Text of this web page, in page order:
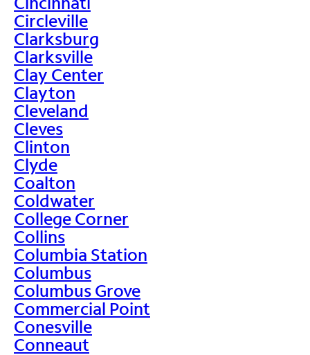
Circleville
Clarksburg
Clarksville
Clay Center
Clayton
Cleveland
Cleves
Clinton
Clyde
Coalton
Coldwater
College Corner
Collins
Columbia Station
Columbus
Columbus Grove
Commercial Point
Conesville
Conneaut